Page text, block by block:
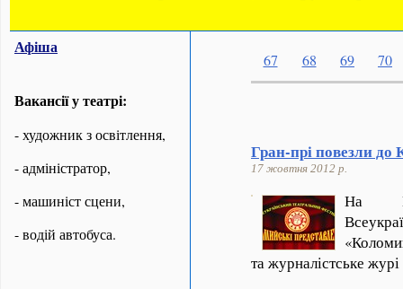
Афіша
Вакансії у театрі:
- художник з освітлення,
- адміністратор,
- машиніст сцени,
- водій автобуса.
67 68 69 70
Гран-прі повезли до
17 жовтня 2012 р.
На
та журналістське